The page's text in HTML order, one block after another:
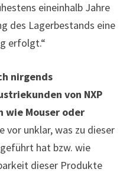
eineinhalb Jahre
des Lagerbestands eine
erfolgt.“
nirgends
von NXP
wie Mouser oder
vor unklar, was zu dieser
hat bzw. wie
dieser Produkte